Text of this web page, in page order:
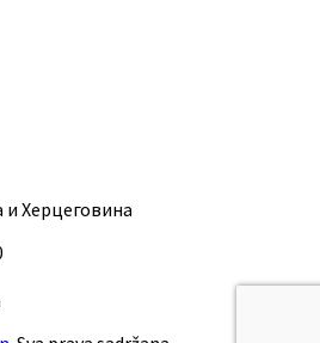
и Херцеговина